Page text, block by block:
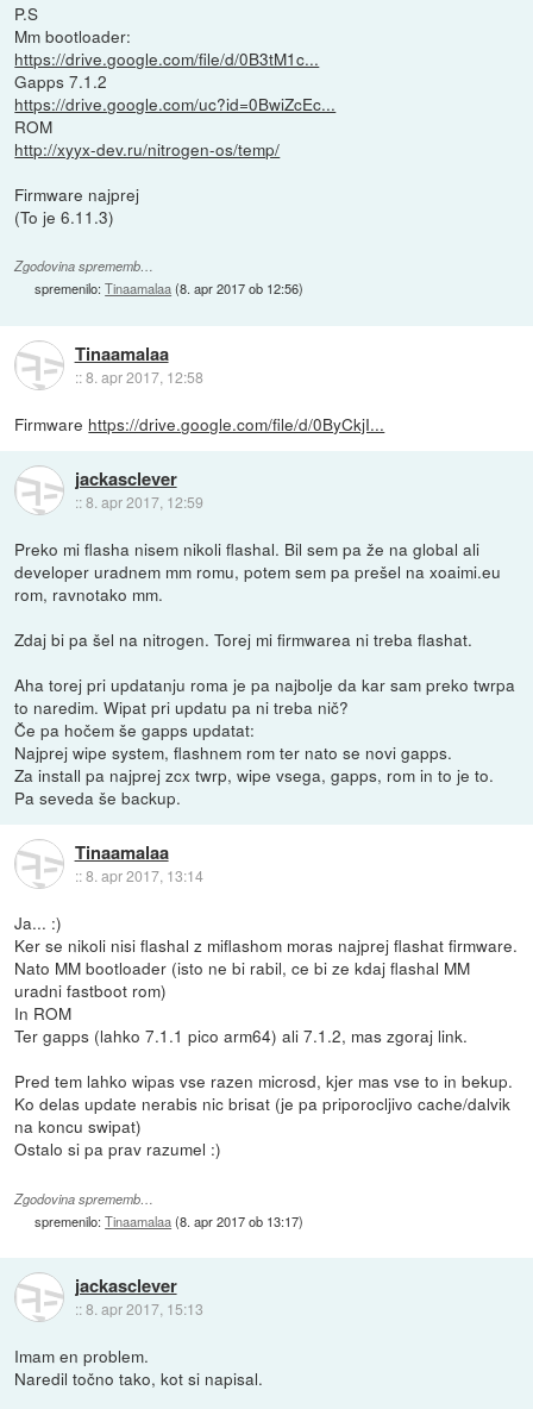
P.S
Mm bootloader:
https://drive.google.com/file/d/0B3tM1c...
Gapps 7.1.2
https://drive.google.com/uc?id=0BwiZcEc...
ROM
http://xyyx-dev.ru/nitrogen-os/temp/
Firmware najprej
(To je 6.11.3)
Zgodovina sprememb…
spremenilo:Tinaamalaa(8. apr 2017 ob 12:56)
Tinaamalaa
::8. apr 2017, 12:58
Firmware https://drive.google.com/file/d/0ByCkjI...
jackasclever
::8. apr 2017, 12:59
Preko mi flasha nisem nikoli flashal. Bil sem pa že na global ali
developer uradnem mm romu, potem sem pa prešel na xoaimi.eu
rom, ravnotako mm.
Zdaj bi pa šel na nitrogen. Torej mi firmwarea ni treba flashat.
Aha torej pri updatanju roma je pa najbolje da kar sam preko twrpa
to naredim. Wipat pri updatu pa ni treba nič?
Če pa hočem še gapps updatat:
Najprej wipe system, flashnem rom ter nato se novi gapps.
Za install pa najprej zcx twrp, wipe vsega, gapps, rom in to je to.
Pa seveda še backup.
Tinaamalaa
::8. apr 2017, 13:14
Ja... :)
Ker se nikoli nisi flashal z miflashom moras najprej flashat firmware.
Nato MM bootloader (isto ne bi rabil, ce bi ze kdaj flashal MM
uradni fastboot rom)
In ROM
Ter gapps (lahko 7.1.1 pico arm64) ali 7.1.2, mas zgoraj link.
Pred tem lahko wipas vse razen microsd, kjer mas vse to in bekup.
Ko delas update nerabis nic brisat (je pa priporocljivo cache/dalvik
na koncu swipat)
Ostalo si pa prav razumel :)
Zgodovina sprememb…
spremenilo:Tinaamalaa(8. apr 2017 ob 13:17)
jackasclever
::8. apr 2017, 15:13
Imam en problem.
Naredil točno tako, kot si napisal.